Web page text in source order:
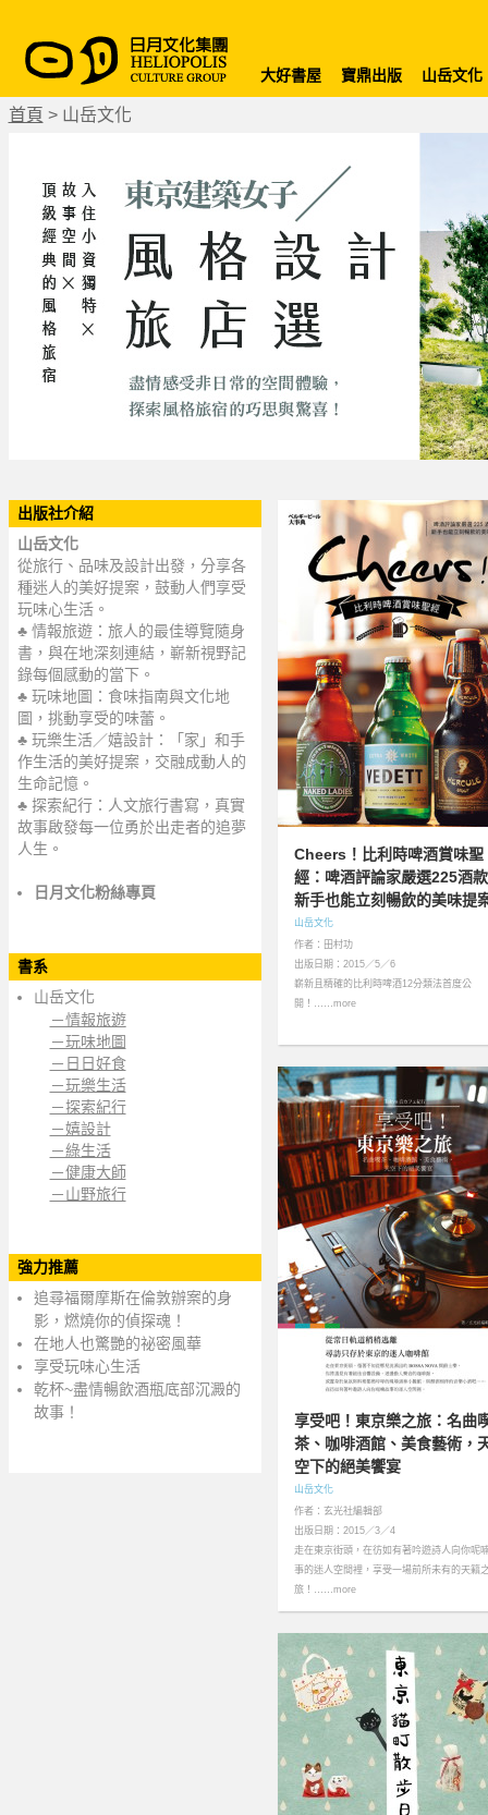
大好書屋 寶鼎出版 山岳文化
首頁 > 山岳文化
出版社介紹
山岳文化
從旅行、品味及設計出發，分享各
種迷人的美好提案，鼓動人們享受
玩味心生活。
♣ 情報旅遊：旅人的最佳導覽隨身
書，與在地深刻連結，嶄新視野記
錄每個感動的當下。
♣ 玩味地圖：食味指南與文化地
圖，挑動享受的味蕾。
♣ 玩樂生活／嬉設計：「家」和手
作生活的美好提案，交融成動人的
生命記憶。
♣ 探索紀行：人文旅行書寫，真實
故事啟發每一位勇於出走者的追夢
人生。
日月文化粉絲專頁
書系
山岳文化
－情報旅遊
－玩味地圖
－日日好食
－玩樂生活
－探索紀行
－嬉設計
－綠生活
－健康大師
－山野旅行
強力推薦
追尋福爾摩斯在倫敦辦案的身
影，燃燒你的偵探魂！
在地人也驚艷的祕密風華
享受玩味心生活
乾杯~盡情暢飲酒瓶底部沉澱的
故事！
Cheers！比利時啤酒賞味聖
經：啤酒評論家嚴選225酒
新手也能立刻暢飲的美味提
山岳文化
作者：田村功
出版日期：2015／5／6
嶄新且精確的比利時啤酒12分類法首度公
開！……more
享受吧！東京樂之旅：名曲
茶、咖啡酒館、美食藝術，
空下的絕美饗宴
山岳文化
作者：玄光社編輯部
出版日期：2015／3／4
走在東京街頭，在彷如有著吟遊詩人向你呢
事的迷人空間裡，享受一場前所未有的天籟
旅！……more